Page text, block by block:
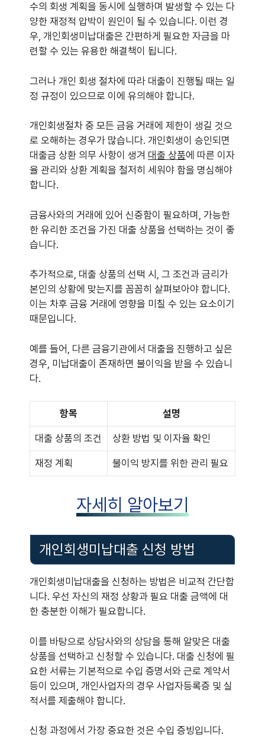
수의 회생 계획을 동시에 실행하며 발생할 수 있는 다
양한 재정적 압박이 원인이 될 수 있습니다. 이런 경
우, 개인회생미납대출은 간편하게 필요한 자금을 마
련할 수 있는 유용한 해결책이 됩니다.
그러나 개인 회생 절차에 따라 대출이 진행될 때는 일
정 규정이 있으므로 이에 유의해야 합니다.
개인회생절차 중 모든 금융 거래에 제한이 생길 것으
로 오해하는 경우가 많습니다. 개인회생이 승인되면
대출금 상환 의무 사항이 생겨 대출 상품에 따른 이자
율 관리와 상환 계획을 철저히 세워야 함을 명심해야
합니다.
금융사와의 거래에 있어 신중함이 필요하며, 가능한
한 유리한 조건을 가진 대출 상품을 선택하는 것이 좋
습니다.
추가적으로, 대출 상품의 선택 시, 그 조건과 금리가
본인의 상황에 맞는지를 꼼꼼히 살펴보아야 합니다.
이는 차후 금융 거래에 영향을 미칠 수 있는 요소이기
때문입니다.
예를 들어, 다른 금융기관에서 대출을 진행하고 싶은
경우, 미납대출이 존재하면 불이익을 받을 수 있습니
다.
항목 설명
대출 상품의 조건 상환 방법 및 이자율 확인
재정 계획 불이익 방지를 위한 관리 필요
자세히 알아보기
개인회생미납대출 신청 방법
개인회생미납대출을 신청하는 방법은 비교적 간단합
니다. 우선 자신의 재정 상황과 필요 대출 금액에 대
한 충분한 이해가 필요합니다.
이를 바탕으로 상담사와의 상담을 통해 알맞은 대출
상품을 선택하고 신청할 수 있습니다. 대출 신청에 필
요한 서류는 기본적으로 수입 증명서와 근로 계약서
등이 있으며, 개인사업자의 경우 사업자등록증 및 실
적서를 제출해야 합니다.
신청 과정에서 가장 중요한 것은 수입 증빙입니다.